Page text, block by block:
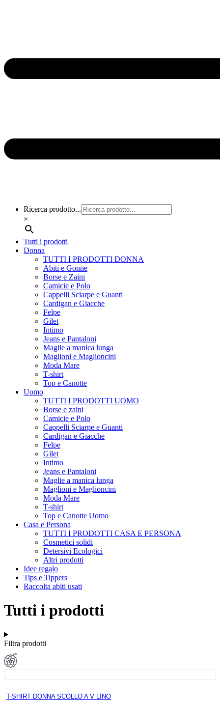
Ricerca prodotto...
×
Tutti i prodotti
Donna
TUTTI I PRODOTTI DONNA
Abiti e Gonne
Borse e Zaini
Camicie e Polo
Cappelli Sciarpe e Guanti
Cardigan e Giacche
Felpe
Gilet
Intimo
Jeans e Pantaloni
Maglie a manica lunga
Maglioni e Maglioncini
Moda Mare
T-shirt
Top e Canotte
Uomo
TUTTI I PRODOTTI UOMO
Borse e zaini
Camicie e Polo
Cappelli Sciarpe e Guanti
Cardigan e Giacche
Felpe
Gilet
Intimo
Jeans e Pantaloni
Maglie a manica lunga
Maglioni e Maglioncini
Moda Mare
T-shirt
Top e Canotte Uomo
Casa e Persona
TUTTI I PRODOTTI CASA E PERSONA
Cosmetici solidi
Detersivi Ecologici
Altri prodotti
Idee regalo
Tips e Tippers
Raccolta abiti usati
Tutti i prodotti
Filtra prodotti
T-SHIRT DONNA SCOLLO A V LINO